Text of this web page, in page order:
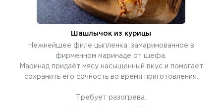
Шашлычок из курицы
Нежнейшее филе цыпленка, замаринованное в
фирменном маринаде от шефа.
Маринад придаёт мясу насыщенный вкус и помогает
сохранить его сочность во время приготовления.
Требует разогрева.